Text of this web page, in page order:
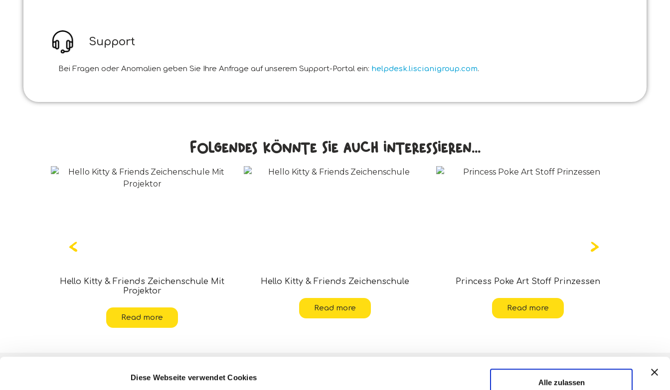
Diese Webseite verwendet Cookies
Alle zulassen
Support
Bei Fragen oder Anomalien geben Sie Ihre Anfrage auf unserem Support-Portal ein: helpdesk.liscianigroup.com.
Folgendes könnte Sie auch interessieren...
Hello Kitty & Friends Zeichenschule Mit
Projektor
Read more
Hello Kitty & Friends Zeichenschule
Read more
Princess Poke Art Stoff Prinzessen
Read more